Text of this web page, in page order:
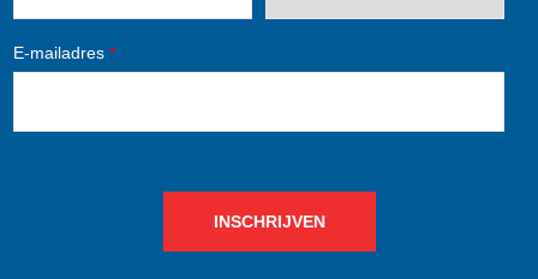
E-mailadres *
INSCHRIJVEN